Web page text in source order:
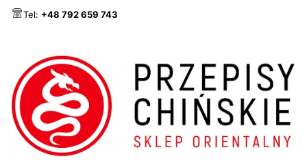
Tel: +48 792 659 743